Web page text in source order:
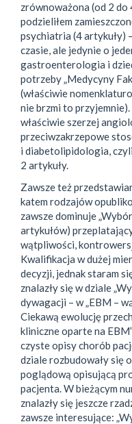
zrównoważona (od 2
podzieliłem
psychiatria (4 artykuły)
czasie, ale jedynie o
gastroenterologia i
potrzeby „Medycyny
(właściwie
nie brzmi to
właściwie szerzej
przeciwzakrzepowe
i diabetolipidologia,
2 artykuły.
Zawsze też
katem rodzajów
zawsze dominuje
artykułów)
wątpliwości,
Kwalifikacja w dużej
decyzji, jednak staram
znalazły się w dziale
dywagacji – w „EBM –
Ciekawą ewolucję
kliniczne oparte na
czyste opisy chorób
dziale rozbudowały się
poglądową opisującą
pacjenta. W bieżącym
znalazły się jeszcze
zawsze interesujące: